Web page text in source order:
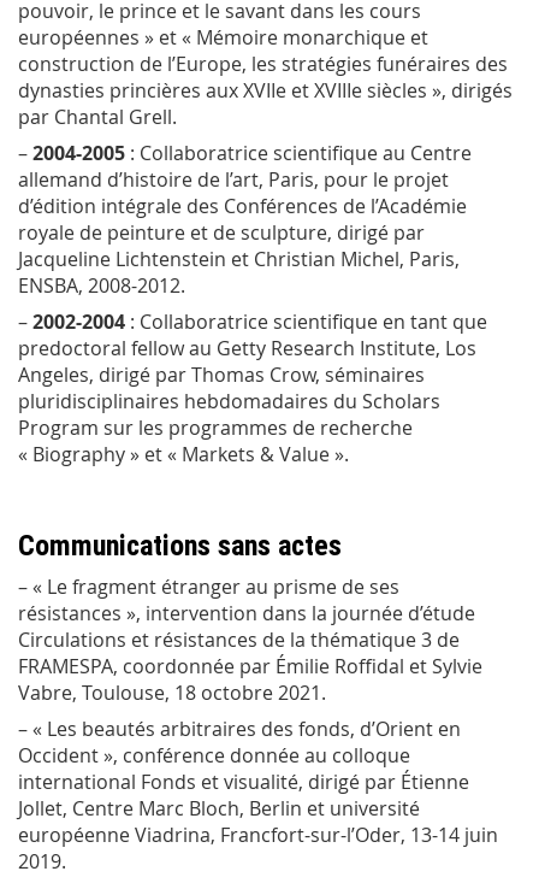
pouvoir, le prince et le savant dans les cours
européennes » et « Mémoire monarchique et
construction de l’Europe, les stratégies funéraires des
dynasties princières aux XVIIe et XVIIIe siècles », dirigés
par Chantal Grell.
–2004-2005 : Collaboratrice scientifique au Centre
allemand d’histoire de l’art, Paris, pour le projet
d’édition intégrale des Conférences de l’Académie
royale de peinture et de sculpture, dirigé par
Jacqueline Lichtenstein et Christian Michel, Paris,
ENSBA, 2008-2012.
–2002-2004 : Collaboratrice scientifique en tant que
predoctoral fellowau Getty Research Institute, Los
Angeles, dirigé par Thomas Crow, séminaires
pluridisciplinaires hebdomadaires du Scholars
Program sur les programmes de recherche
« Biography » et « Markets & Value ».
Communications sans actes
– « Le fragment étranger au prisme de ses
résistances », intervention dans la journée d’étude
Circulations et résistances de la thématique 3 de
FRAMESPA, coordonnée par Émilie Roffidal et Sylvie
Vabre, Toulouse, 18 octobre 2021.
– « Les beautés arbitraires des fonds, d’Orient en
Occident », conférence donnée au colloque
international Fonds et visualité, dirigé par Étienne
Jollet, Centre Marc Bloch, Berlin et université
européenne Viadrina, Francfort-sur-l’Oder, 13-14 juin
2019.